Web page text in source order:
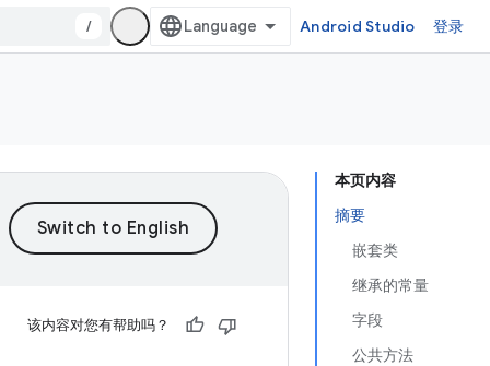
/ Android Studio 登录
本页内容
摘要
嵌套类
继承的常量
字段
公共方法
该内容对您有帮助吗？